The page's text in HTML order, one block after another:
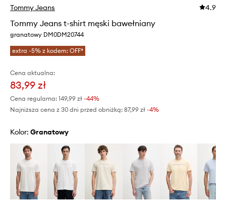
Tommy Jeans 4.9
Tommy Jeans t-shirt męski bawełniany
granatowy DM0DM20744
extra -5% z kodem: OFF*
Cena aktualna:
83,99 zł
Cena regularna: 149,99 zł -44%
Najniższa cena z 30 dni przed obniżką: 87,99 zł -4%
Kolor: granatowy